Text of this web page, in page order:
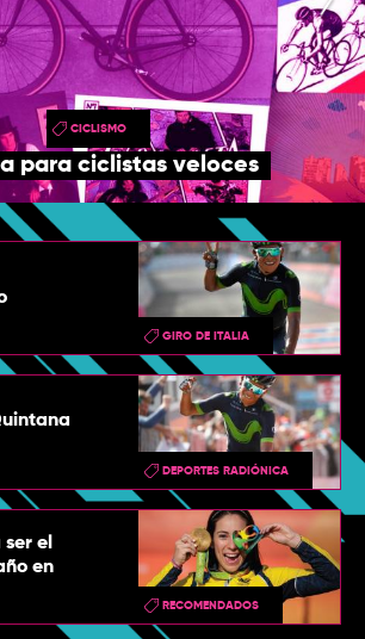
CICLISMO
para ciclistas veloces
GIRO DE ITALIA
DEPORTES RADIÓNICA
el
en
RECOMENDADOS